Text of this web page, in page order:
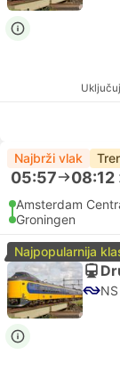
Najbrži vlak
05:57 08:12
Amsterdam
Groningen
Najpopularnija
NS